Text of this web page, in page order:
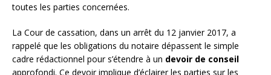
toutes les parties concernées.
La Cour de cassation, dans un arrêt du 12 janvier 2017, a
rappelé que les obligations du notaire dépassent le simple
cadre rédactionnel pour s’étendre à un devoir de conseil
approfondi. Ce devoir implique d’éclairer les parties sur les